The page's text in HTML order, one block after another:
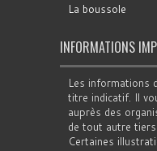
La boussole
INFORMATIONS
Les informations
titre indicatif. Il
auprès des
de tout autre
Certaines